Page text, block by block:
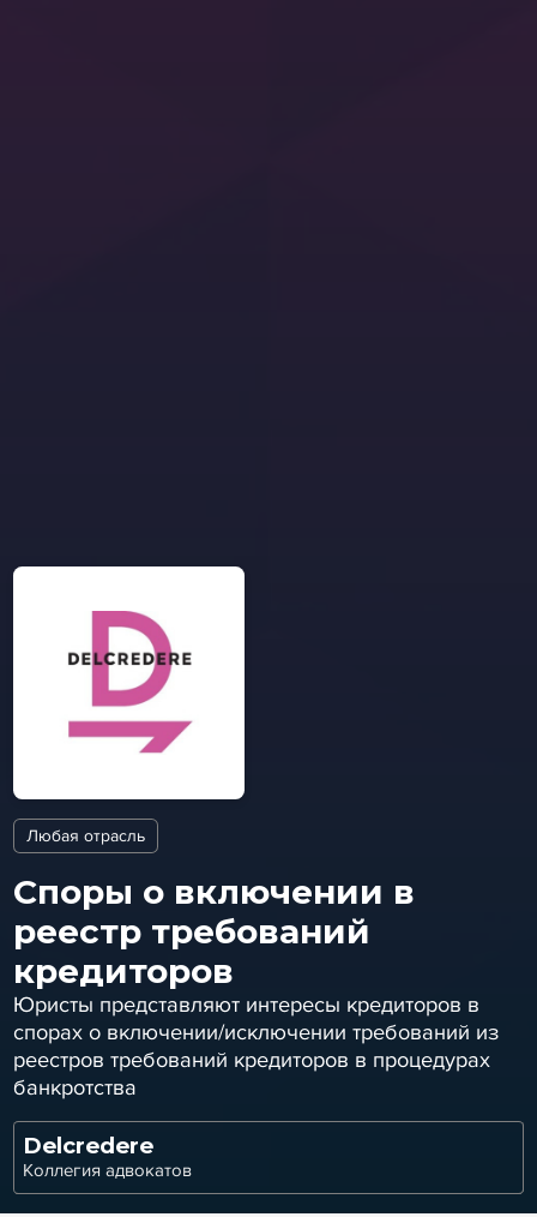
Любая отрасль
Споры о включении в
реестр требований
кредиторов
Юристы представляют интересы кредиторов в
спорах о включении/исключении требований из
реестров требований кредиторов в процедурах
банкротства
Delcredere
Коллегия адвокатов